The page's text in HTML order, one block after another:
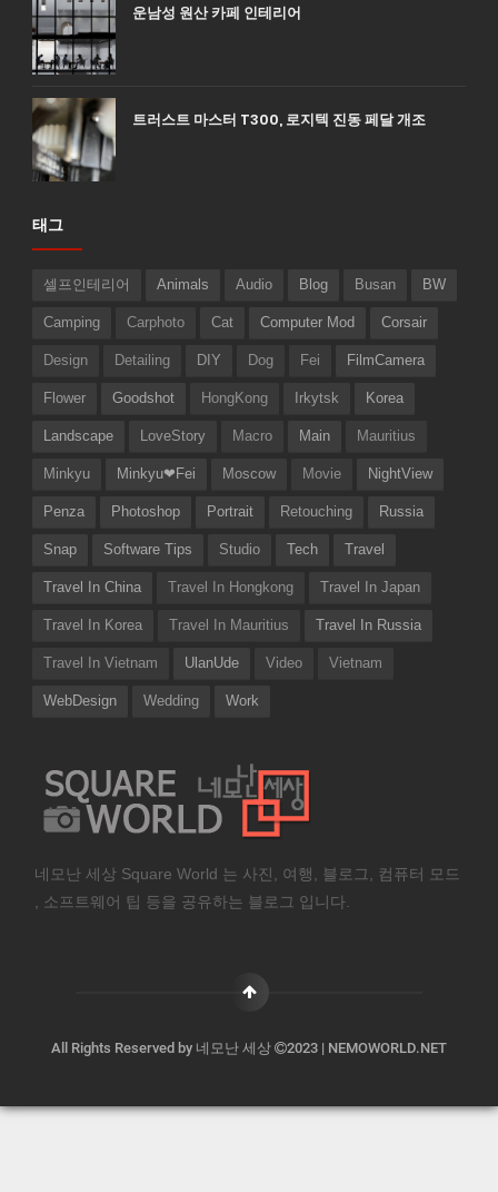
운남성 원산 카페 인테리어
트러스트 마스터 T300, 로지텍 진동 페달 개조
태그
셀프인테리어 Animals Audio Blog Busan BW
Camping Carphoto Cat Computer Mod Corsair
Design Detailing DIY Dog Fei FilmCamera
Flower Goodshot HongKong Irkytsk Korea
Landscape LoveStory Macro Main Mauritius
Minkyu Minkyu❤Fei Moscow Movie NightView
Penza Photoshop Portrait Retouching Russia
Snap Software Tips Studio Tech Travel
Travel In China Travel In Hongkong Travel In Japan
Travel In Korea Travel In Mauritius Travel In Russia
Travel In Vietnam UlanUde Video Vietnam
WebDesign Wedding Work
네모난 세상 Square World 는 사진, 여행, 블로그, 컴퓨터 모드
, 소프트웨어 팁 등을 공유하는 블로그 입니다.
All Rights Reserved by 네모난 세상 2023 | NEMOWORLD.NET